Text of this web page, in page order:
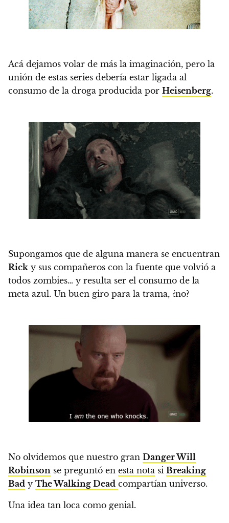
Acá dejamos volar de más la imaginación, pero la
unión de estas series debería estar ligada al
consumo de la droga producida por Heisenberg.
Supongamos que de alguna manera se encuentran
Rick y sus compañeros con la fuente que volvió a
todos zombies… y resulta ser el consumo de la
meta azul. Un buen giro para la trama, ¿no?
No olvidemos que nuestro gran Danger Will
Robinson se preguntó en esta nota si Breaking
Bad y The Walking Dead compartían universo.
Una idea tan loca como genial.